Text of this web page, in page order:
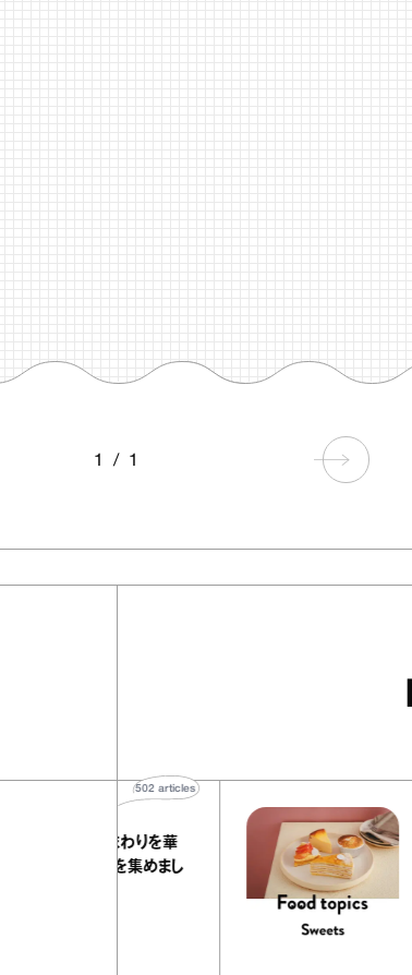
1 / 1
印象がパッと変わる！ 顔まわりを華
やかにするアクセサリーを集めまし
502articles